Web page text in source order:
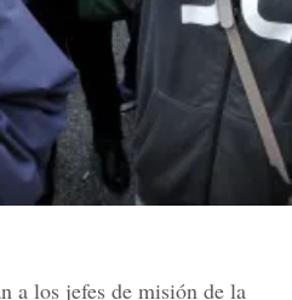
a los jefes de misión de la